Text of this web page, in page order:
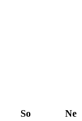
So Ne